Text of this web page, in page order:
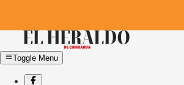
Toggle Menu